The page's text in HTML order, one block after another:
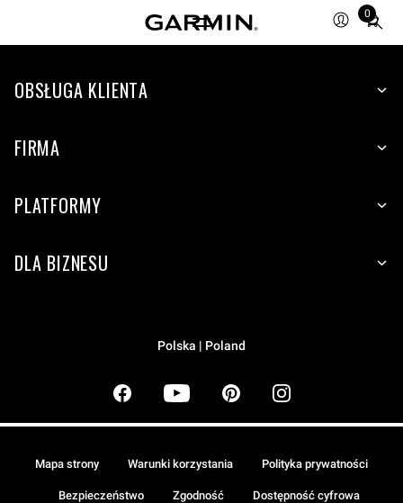
0
Total
items
cart:
OBSŁUGA KLIENTA
FIRMA
PLATFORMY
DLA BIZNESU
Polska | Poland
Mapa strony Warunki korzystania Polityka prywatności
Bezpieczeństwo Zgodność Dostępność cyfrowa